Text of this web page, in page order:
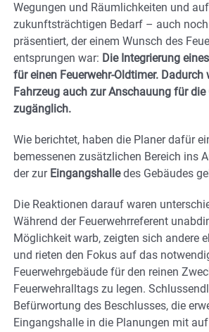
Wegungen und Räumlichkeiten und
zukunftsträchtigen Bedarf – auch
präsentiert, der einem Wunsch des
entsprungen war: Die Integrierung
für einen Feuerwehr-Oldtimer. Dadurch
Fahrzeug auch zur Anschauung für
zugänglich.
Wie berichtet, haben die Planer dafür
bemessenen zusätzlichen Bereich ins
der zur Eingangshalledes Gebäudes
Die Reaktionen darauf waren
Während der Feuerwehrreferent
Möglichkeit warb, zeigten sich andere
und rieten den Fokus auf das
Feuerwehrgebäude für den reinen
Feuerwehralltags zu legen.
Befürwortung des Beschlusses, die
Eingangshalle in die Planungen mit